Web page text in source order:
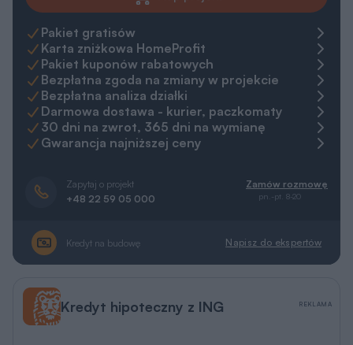
Pakiet gratisów
Karta zniżkowa HomeProfit
Pakiet kuponów rabatowych
Bezpłatna zgoda na zmiany w projekcie
Bezpłatna analiza działki
Darmowa dostawa - kurier, paczkomaty
30 dni na zwrot, 365 dni na wymianę
Gwarancja najniższej ceny
Zapytaj o projekt
+48 22 59 05 000
Zamów rozmowę
pn.-pt. 8-20
Kredyt na budowę Napisz do ekspertów
Kredyt hipoteczny z ING REKLAMA